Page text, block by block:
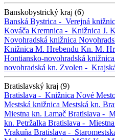
Banskobystrický kraj (6)
Banská Bystrica - Verejná
Kováča Kremnica - Knižnica J.
Novohradská knižnica
Knižnica M. Hrebendu Kn. M.
Hontiansko-novohradská
novohradská kn. Zvolen -
Bratislavský kraj (9)
Bratislava - Knižnica Nové
Mestská knižnica Mestská kn.
Miestna kn. Lamač Bratislava -
kn. Petržalka Bratislava -
Vrakuňa Bratislava -